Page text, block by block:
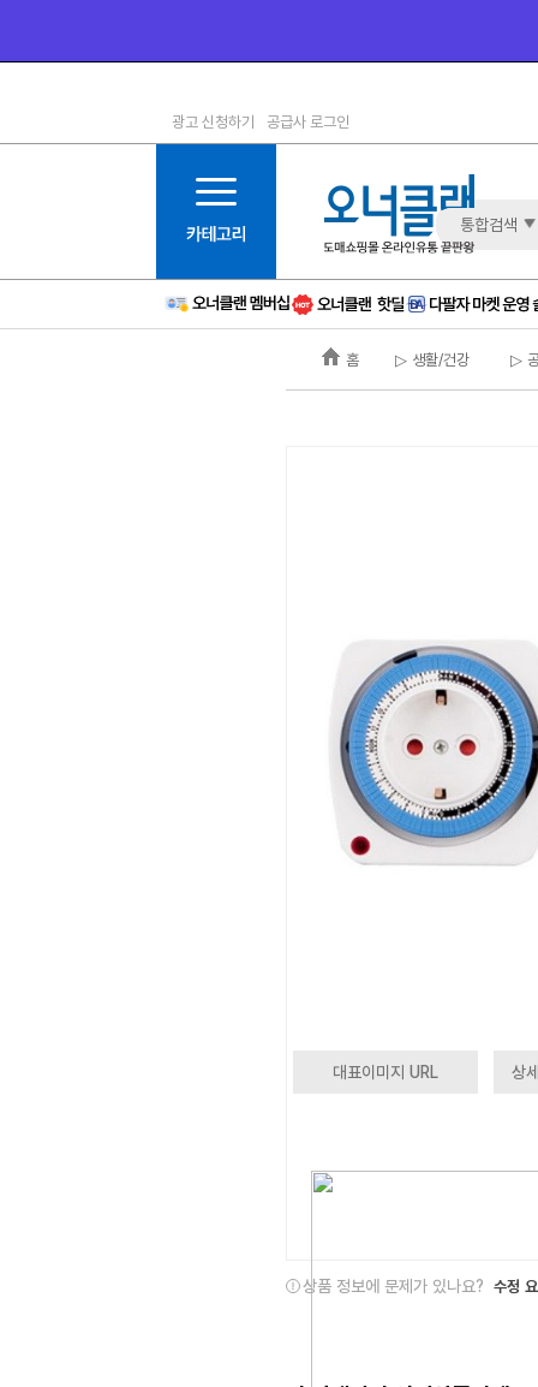
1등급
6등급
11등급
12등급
15등급
16등급
광고 신청하기 공급사 로그인
통합검색
홈 ▷ 생활/건강 ▷
대표이미지 URL 상
상품 정보에 문제가 있나요? 수정